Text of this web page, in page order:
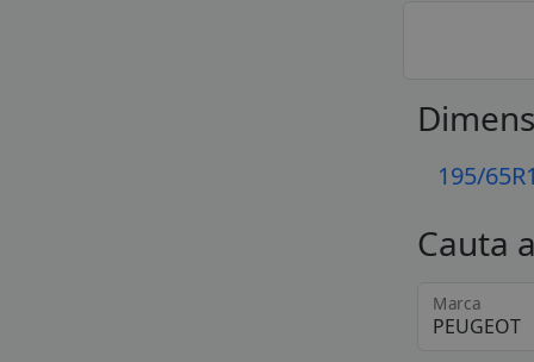
195/
Cauta
Marca